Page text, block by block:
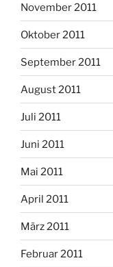
November 2011
Oktober 2011
September 2011
August 2011
Juli 2011
Juni 2011
Mai 2011
April 2011
März 2011
Februar 2011